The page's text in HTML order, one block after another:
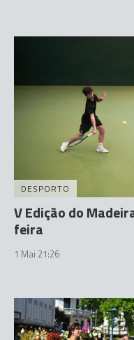
DESPORTO
V Edição do
feira
1 Mai 21:26